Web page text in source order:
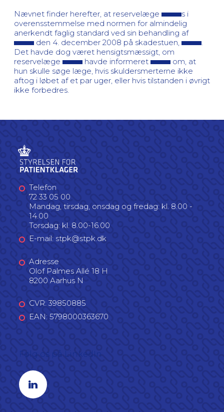
Nævnet finder herefter, at reservelæge
s i
overensstemmelse med normen for almindelig
anerkendt faglig standard ved sin behandling af
den 4. december 2008 på skadestuen,
Det havde dog været hensigtsmæssigt, om
reservelæge
havde informeret
om, at
hun skulle søge læge, hvis skuldersmerterne ikke
aftog i løbet af et par uger, eller hvis tilstanden i øvrigt
ikke forbedres.
Telefon
72 33 05 00
Mandag, tirsdag, onsdag og fredag: kl. 8.00 -
14.00
Torsdag: kl. 8.00-16.00
E-mail: stpk@stpk.dk
Adresse
Olof Palmes Allé 18 H
8200 Aarhus N
CVR: 39850885
EAN: 5798000363670
Linkedin profil